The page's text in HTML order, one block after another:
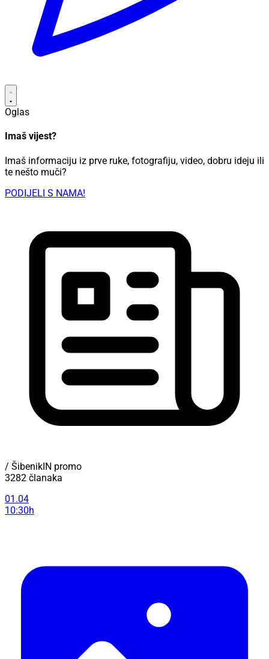
Oglas
Imaš vijest?
Imaš informaciju iz prve ruke, fotografiju, video, dobru ideju ili
te nešto muči?
PODIJELI S NAMA!
/ ŠibenikIN promo
3282 članaka
01.04
10:30h